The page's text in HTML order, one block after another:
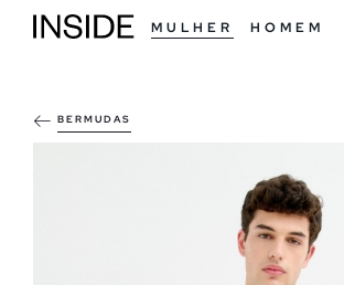
MULHER HOMEM
BERMUDAS